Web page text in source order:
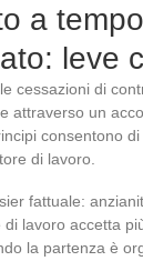
a tempo
leve
cessazioni di
attraverso un
consentono
di lavoro.
fattuale:
lavoro accetta
la partenza è